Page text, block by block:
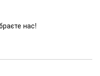
нас!